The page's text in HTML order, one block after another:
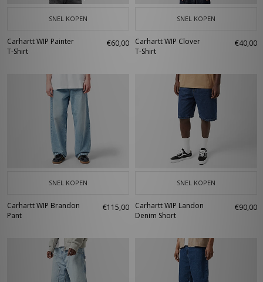
SNEL KOPEN
Carhartt WIP Painter
T-Shirt
€60,00
SNEL KOPEN
Carhartt WIP Clover
T-Shirt
€40,00
SNEL KOPEN
Carhartt WIP Brandon
Pant
€115,00
SNEL KOPEN
Carhartt WIP Landon
Denim Short
€90,00